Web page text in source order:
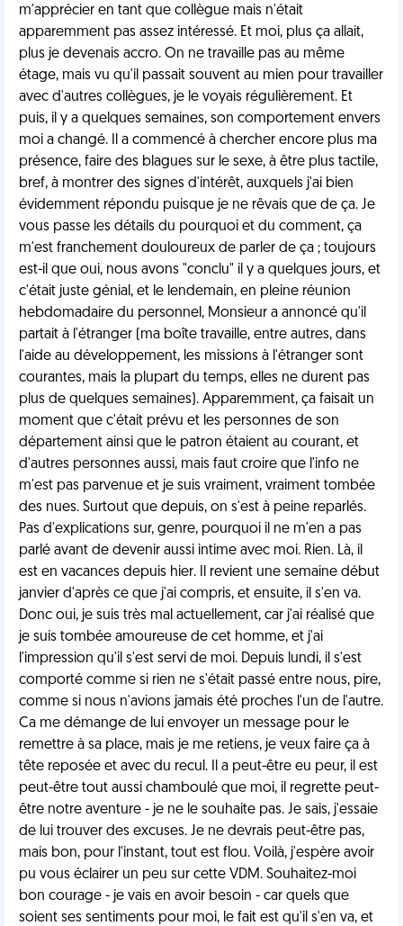
m'apprécier en tant que collègue mais n'était
apparemment pas assez intéressé. Et moi, plus ça allait,
plus je devenais accro. On ne travaille pas au même
étage, mais vu qu'il passait souvent au mien pour travailler
avec d'autres collègues, je le voyais régulièrement. Et
puis, il y a quelques semaines, son comportement envers
moi a changé. Il a commencé à chercher encore plus ma
présence, faire des blagues sur le sexe, à être plus tactile,
bref, à montrer des signes d'intérêt, auxquels j'ai bien
évidemment répondu puisque je ne rêvais que de ça. Je
vous passe les détails du pourquoi et du comment, ça
m'est franchement douloureux de parler de ça ; toujours
est-il que oui, nous avons "conclu" il y a quelques jours, et
c'était juste génial, et le lendemain, en pleine réunion
hebdomadaire du personnel, Monsieur a annoncé qu'il
partait à l'étranger (ma boîte travaille, entre autres, dans
l'aide au développement, les missions à l'étranger sont
courantes, mais la plupart du temps, elles ne durent pas
plus de quelques semaines). Apparemment, ça faisait un
moment que c'était prévu et les personnes de son
département ainsi que le patron étaient au courant, et
d'autres personnes aussi, mais faut croire que l'info ne
m'est pas parvenue et je suis vraiment, vraiment tombée
des nues. Surtout que depuis, on s'est à peine reparlés.
Pas d'explications sur, genre, pourquoi il ne m'en a pas
parlé avant de devenir aussi intime avec moi. Rien. Là, il
est en vacances depuis hier. Il revient une semaine début
janvier d'après ce que j'ai compris, et ensuite, il s'en va.
Donc oui, je suis très mal actuellement, car j'ai réalisé que
je suis tombée amoureuse de cet homme, et j'ai
l'impression qu'il s'est servi de moi. Depuis lundi, il s'est
comporté comme si rien ne s'était passé entre nous, pire,
comme si nous n'avions jamais été proches l'un de l'autre.
Ca me démange de lui envoyer un message pour le
remettre à sa place, mais je me retiens, je veux faire ça à
tête reposée et avec du recul. Il a peut-être eu peur, il est
peut-être tout aussi chamboulé que moi, il regrette peut-
être notre aventure - je ne le souhaite pas. Je sais, j'essaie
de lui trouver des excuses. Je ne devrais peut-être pas,
mais bon, pour l'instant, tout est flou. Voilà, j'espère avoir
pu vous éclairer un peu sur cette VDM. Souhaitez-moi
bon courage - je vais en avoir besoin - car quels que
soient ses sentiments pour moi, le fait est qu'il s'en va, et